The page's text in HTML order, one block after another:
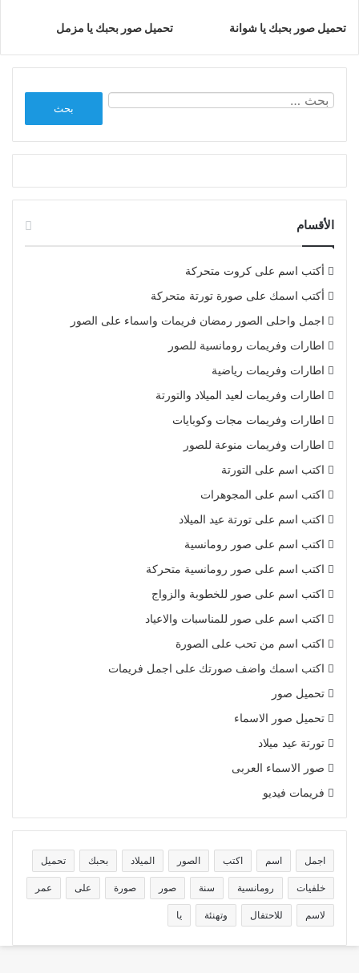
تحميل صور بحبك يا شوانة تحميل صور بحبك يا مزمل
الأقسام
أكتب اسم على كروت متحركة
أكتب اسمك على صورة تورتة متحركة
اجمل واحلى الصور رمضان فريمات واسماء على الصور
اطارات وفريمات رومانسية للصور
اطارات وفريمات رياضية
اطارات وفريمات لعيد الميلاد والتورتة
اطارات وفريمات مجات وكوبايات
اطارات وفريمات منوعة للصور
اكتب اسم على التورتة
اكتب اسم على المجوهرات
اكتب اسم على تورتة عيد الميلاد
اكتب اسم على صور رومانسية
اكتب اسم على صور رومانسية متحركة
اكتب اسم على صور للخطوبة والزواج
اكتب اسم على صور للمناسبات والاعياد
اكتب اسم من تحب على الصورة
اكتب اسمك واضف صورتك على اجمل فريمات
تحميل صور
تحميل صور الاسماء
تورتة عيد ميلاد
صور الاسماء العربى
فريمات فيديو
اجمل اسم اكتب الصور الميلاد بحبك تحميل
خلفيات رومانسية سنة صور صورة على عمر
لاسم للاحتفال وتهنئة يا